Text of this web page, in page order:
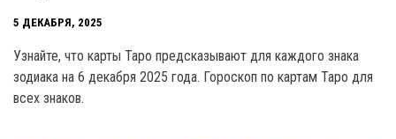
5 ДЕКАБРЯ, 2025
Узнайте, что карты Таро предсказывают для каждого знака
зодиака на 6 декабря 2025 года. Гороскоп по картам Таро для
всех знаков.